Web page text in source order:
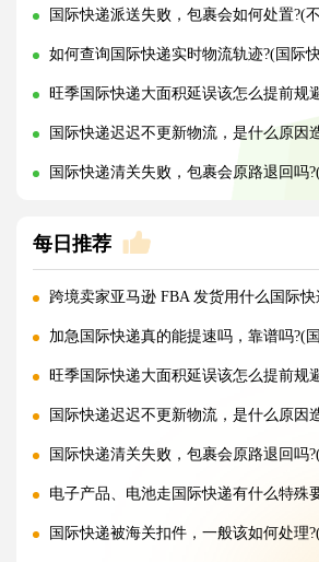
国际快递派送失败，包裹会如何处置?(不清
如何查询国际快递实时物流轨迹?(国际
旺季国际快递大面积延误该怎么提前规避?(国
国际快递迟迟不更新物流，是什么原因造成的?(
国际快递清关失败，包裹会原路退回吗?(国
每日推荐
跨境卖家亚马逊 FBA 发货用什么国际快递渠
加急国际快递真的能提速吗，靠谱吗?(国际
旺季国际快递大面积延误该怎么提前规避?(国
国际快递迟迟不更新物流，是什么原因造成的?(
国际快递清关失败，包裹会原路退回吗?(国
电子产品、电池走国际快递有什么特殊要求?(不
国际快递被海关扣件，一般该如何处理?(国